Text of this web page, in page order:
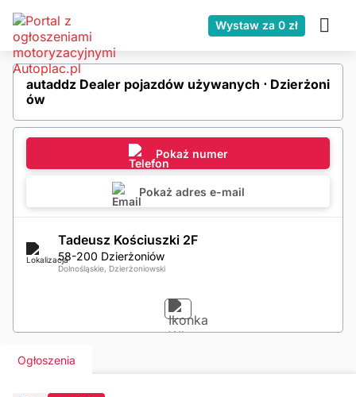
Wystaw za 0 zł
autaddz Dealer pojazdów używanych ⋅ Dzierżoni
ów
Pokaż numer
Pokaż adres e-mail
Tadeusz Kościuszki 2F
58-200 Dzierżoniów
Dolnośląskie, Dzierżoniowski
Ogłoszenia